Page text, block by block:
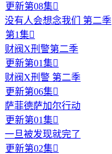
更新第08集
没有人会想念我们 第二季
第1集
财阀X刑警第二季
更新第01集
财阀X刑警 第二季
更新第06集
萨菲德萨加尔行动
更新第01集
一旦被发现就完了
更新第02集